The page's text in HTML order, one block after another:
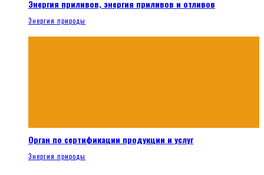
Энергия приливов, энергия приливов и отливов
Энергия природы
Орган по сертификации продукции и услуг
Энергия природы